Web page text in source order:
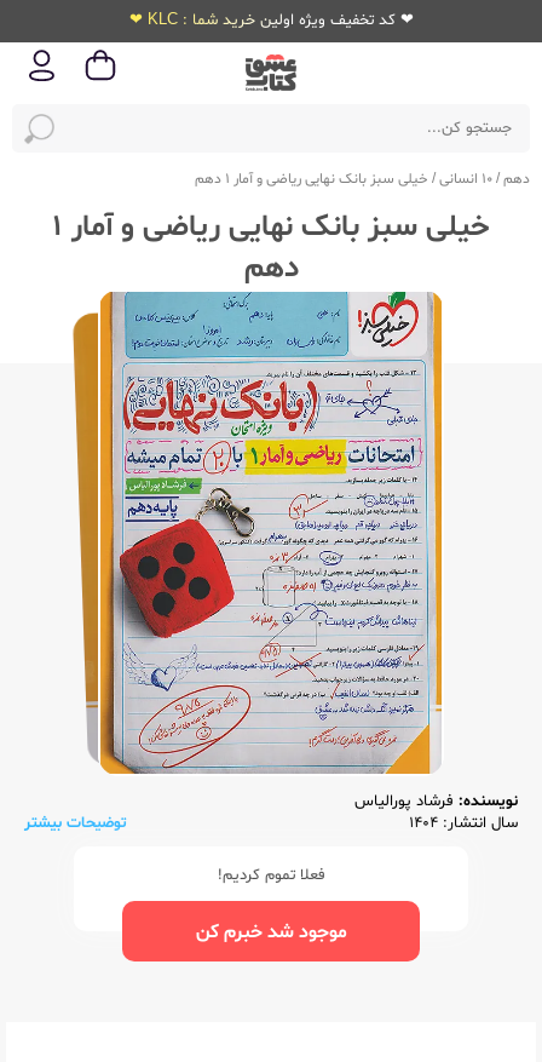
❤ کد تخفیف ویژه اولین خرید شما : KLC ❤
دهم/10 انسانی / خیلی سبز بانک نهایی ریاضی و آمار 1 دهم
خیلی سبز بانک نهایی ریاضی و آمار 1
دهم
نویسنده: فرشاد پورالیاس
سال انتشار: 1404
توضیحات بیشتر
فعلا تموم کردیم!
موجود شد خبرم کن